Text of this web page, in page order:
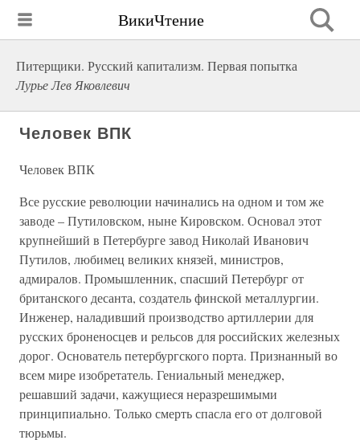
ВикиЧтение
Питерщики. Русский капитализм. Первая попытка
Лурье Лев Яковлевич
Человек ВПК
Человек ВПК
Все русские революции начинались на одном и том же
заводе – Путиловском, ныне Кировском. Основал этот
крупнейший в Петербурге завод Николай Иванович
Путилов, любимец великих князей, министров,
адмиралов. Промышленник, спасший Петербург от
британского десанта, создатель финской металлургии.
Инженер, наладивший производство артиллерии для
русских броненосцев и рельсов для российских железных
дорог. Основатель петербургского порта. Признанный во
всем мире изобретатель. Гениальный менеджер,
решавший задачи, кажущиеся неразрешимыми
принципиально. Только смерть спасла его от долговой
тюрьмы.